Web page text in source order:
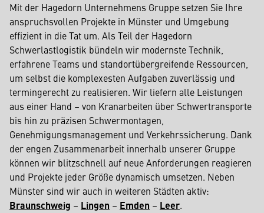
Mit der Hagedorn Unternehmens Gruppe setzen Sie Ihre
anspruchsvollen Projekte in Münster und Umgebung
effizient in die Tat um. Als Teil der Hagedorn
Schwerlastlogistik bündeln wir modernste Technik,
erfahrene Teams und standortübergreifende Ressourcen,
um selbst die komplexesten Aufgaben zuverlässig und
termingerecht zu realisieren. Wir liefern alle Leistungen
aus einer Hand – von Kranarbeiten über Schwertransporte
bis hin zu präzisen Schwermontagen,
Genehmigungsmanagement und Verkehrssicherung. Dank
der engen Zusammenarbeit innerhalb unserer Gruppe
können wir blitzschnell auf neue Anforderungen reagieren
und Projekte jeder Größe dynamisch umsetzen. Neben
Münster sind wir auch in weiteren Städten aktiv:
Braunschweig – Lingen – Emden – Leer.